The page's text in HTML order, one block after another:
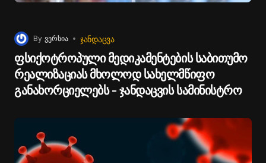
By ვერსია ᲯᲐᲜᲓᲐᲪᲕᲐ
ფსიქოტროპული მედიკამენტების საბითუმო
რეალიზაციას მხოლოდ სახელმწიფო
განახორციელებს - ჯანდაცვის სამინისტრო